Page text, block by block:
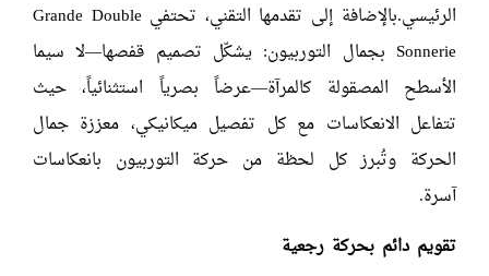
الرئيسي.بالإضافة إلى تقدمها التقني، تحتفي Grande Double
Sonnerie بجمال التوربيون: يشكّل تصميم قفصها—لا سيما
الأسطح المصقولة كالمرآة—عرضاً بصرياً استثنائياً، حيث
تتفاعل الانعكاسات مع كل تفصيل ميكانيكي، معززة جمال
الحركة وتُبرز كل لحظة من حركة التوربيون بانعكاسات
آسرة.
تقويم دائم بحركة رجعية